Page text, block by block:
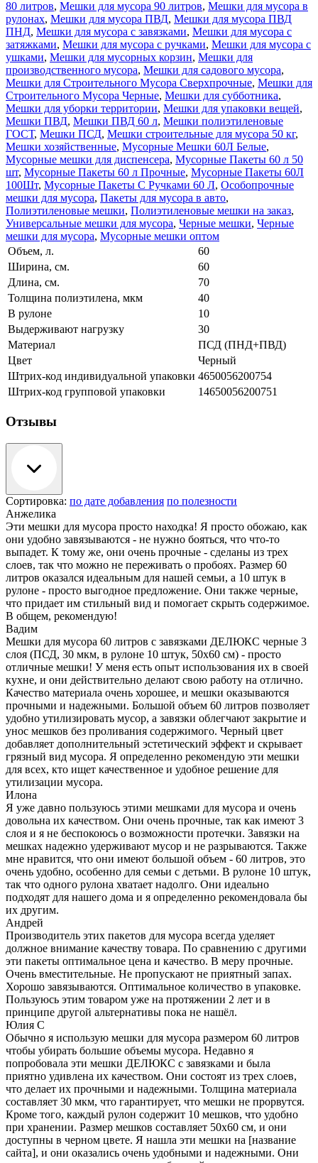
80 литров, Мешки для мусора 90 литров, Мешки для мусора в
рулонах, Мешки для мусора ПВД, Мешки для мусора ПВД
ПНД, Мешки для мусора с завязками, Мешки для мусора с
затяжками, Мешки для мусора с ручками, Мешки для мусора с
ушками, Мешки для мусорных корзин, Мешки для
производственного мусора, Мешки для садового мусора,
Мешки для Строительного Мусора Сверхпрочные, Мешки для
Строительного Мусора Черные, Мешки для субботника,
Мешки для уборки территории, Мешки для упаковки вещей,
Мешки ПВД, Мешки ПВД 60 л, Мешки полиэтиленовые
ГОСТ, Мешки ПСД, Мешки строительные для мусора 50 кг,
Мешки хозяйственные, Мусорные Мешки 60Л Белые,
Мусорные мешки для диспенсера, Мусорные Пакеты 60 л 50
шт, Мусорные Пакеты 60 л Прочные, Мусорные Пакеты 60Л
100Шт, Мусорные Пакеты С Ручками 60 Л, Особопрочные
мешки для мусора, Пакеты для мусора в авто,
Полиэтиленовые мешки, Полиэтиленовые мешки на заказ,
Универсальные мешки для мусора, Черные мешки, Черные
мешки для мусора, Мусорные мешки оптом
Объем, л.
60
Ширина, см.
60
Длина, см.
70
Толщина полиэтилена, мкм
40
В рулоне
10
Выдерживают нагрузку
30
Материал
ПСД (ПНД+ПВД)
Цвет
Черный
Штрих-код индивидуальной упаковки 4650056200754
Штрих-код групповой упаковки
14650056200751
Отзывы
Сортировка: по дате добавления по полезности
Анжелика
Эти мешки для мусора просто находка! Я просто обожаю, как
они удобно завязываются - не нужно бояться, что что-то
выпадет. К тому же, они очень прочные - сделаны из трех
слоев, так что можно не переживать о пробоях. Размер 60
литров оказался идеальным для нашей семьи, а 10 штук в
рулоне - просто выгодное предложение. Они также черные,
что придает им стильный вид и помогает скрыть содержимое.
В общем, рекомендую!
Вадим
Мешки для мусора 60 литров с завязками ДЕЛЮКС черные 3
слоя (ПСД, 30 мкм, в рулоне 10 штук, 50х60 см) - просто
отличные мешки! У меня есть опыт использования их в своей
кухне, и они действительно делают свою работу на отлично.
Качество материала очень хорошее, и мешки оказываются
прочными и надежными. Большой объем 60 литров позволяет
удобно утилизировать мусор, а завязки облегчают закрытие и
унос мешков без проливания содержимого. Черный цвет
добавляет дополнительный эстетический эффект и скрывает
грязный вид мусора. Я определенно рекомендую эти мешки
для всех, кто ищет качественное и удобное решение для
утилизации мусора.
Илона
Я уже давно пользуюсь этими мешками для мусора и очень
довольна их качеством. Они очень прочные, так как имеют 3
слоя и я не беспокоюсь о возможности протечки. Завязки на
мешках надежно удерживают мусор и не разрываются. Также
мне нравится, что они имеют большой объем - 60 литров, это
очень удобно, особенно для семьи с детьми. В рулоне 10 штук,
так что одного рулона хватает надолго. Они идеально
подходят для нашего дома и я определенно рекомендовала бы
их другим.
Андрей
Производитель этих пакетов для мусора всегда уделяет
должное внимание качеству товара. По сравнению с другими
эти пакеты оптимальное цена и качество. В меру прочные.
Очень вместительные. Не пропускают не приятный запах.
Хорошо завязываются. Оптимальное количество в упаковке.
Пользуюсь этим товаром уже на протяжении 2 лет и в
принципе другой альтернативы пока не нашёл.
Юлия С
Обычно я использую мешки для мусора размером 60 литров
чтобы убирать большие объемы мусора. Недавно я
попробовала эти мешки ДЕЛЮКС с завязками и была
приятно удивлена их качеством. Они состоят из трех слоев,
что делает их прочными и надежными. Толщина материала
составляет 30 мкм, что гарантирует, что мешки не прорвутся.
Кроме того, каждый рулон содержит 10 мешков, что удобно
при хранении. Размер мешков составляет 50х60 см, и они
доступны в черном цвете. Я нашла эти мешки на [название
сайта], и они оказались очень удобными и надежными. Они